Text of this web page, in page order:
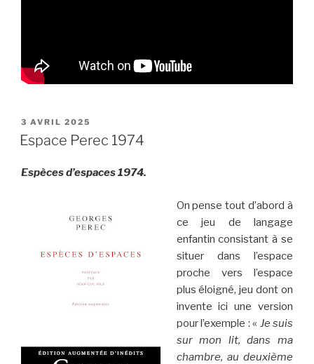
PUBLIÉ
LE
3 AVRIL 2025
Espace Perec 1974
Espèces d’espaces 1974.
On pense tout d’abord à
ce jeu de langage
enfantin consistant à se
situer dans l’espace
proche vers l’espace
plus éloigné, jeu dont on
invente ici une version
pour l’exemple : « Je suis
sur mon lit, dans ma
chambre, au deuxième